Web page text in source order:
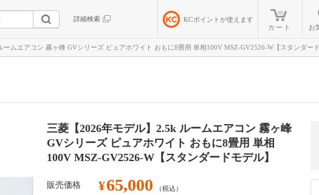
詳細検索 KCポイントが使えます
カート
お
ームエアコン 霧ヶ峰 GVシリーズ ピュアホワイト おもに8畳用 単相100V MSZ-GV2526-W【スタンダー
三菱【2026年モデル】2.5k ルームエアコン 霧ヶ峰
GVシリーズ ピュアホワイト おもに8畳用 単相
100V MSZ-GV2526-W【スタンダードモデル】
販売価格 ¥65,000 （税込）